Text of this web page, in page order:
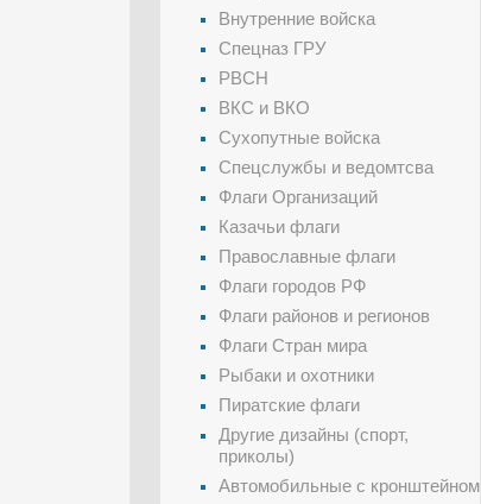
Внутренние войска
Спецназ ГРУ
РВСН
ВКС и ВКО
Сухопутные войска
Спецслужбы и ведомтсва
Флаги Организаций
Казачьи флаги
Православные флаги
Флаги городов РФ
Флаги районов и регионов
Флаги Стран мира
Рыбаки и охотники
Пиратские флаги
Другие дизайны (спорт,
приколы)
Автомобильные с кронштейном